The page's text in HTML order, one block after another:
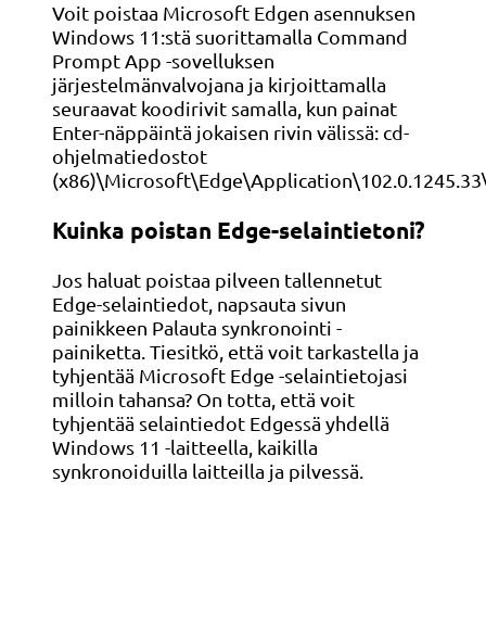
Voit poistaa Microsoft Edgen asennuksen
Windows 11:stä suorittamalla Command
Prompt App -sovelluksen
järjestelmänvalvojana ja kirjoittamalla
seuraavat koodirivit samalla, kun painat
Enter-näppäintä jokaisen rivin välissä: cd-
ohjelmatiedostot
Kuinka poistan Edge-selaintietoni?
Jos haluat poistaa pilveen tallennetut
Edge-selaintiedot, napsauta sivun
painikkeen Palauta synkronointi -
painiketta. Tiesitkö, että voit tarkastella ja
tyhjentää Microsoft Edge -selaintietojasi
milloin tahansa? On totta, että voit
tyhjentää selaintiedot Edgessä yhdellä
Windows 11 -laitteella, kaikilla
synkronoiduilla laitteilla ja pilvessä.